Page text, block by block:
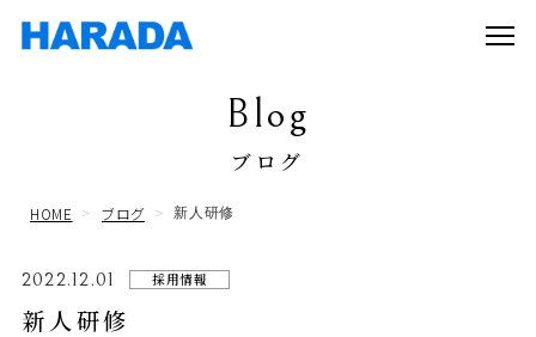
Blog
ブログ
HOME ブログ 新人研修
2022.12.01 採用情報
新人研修